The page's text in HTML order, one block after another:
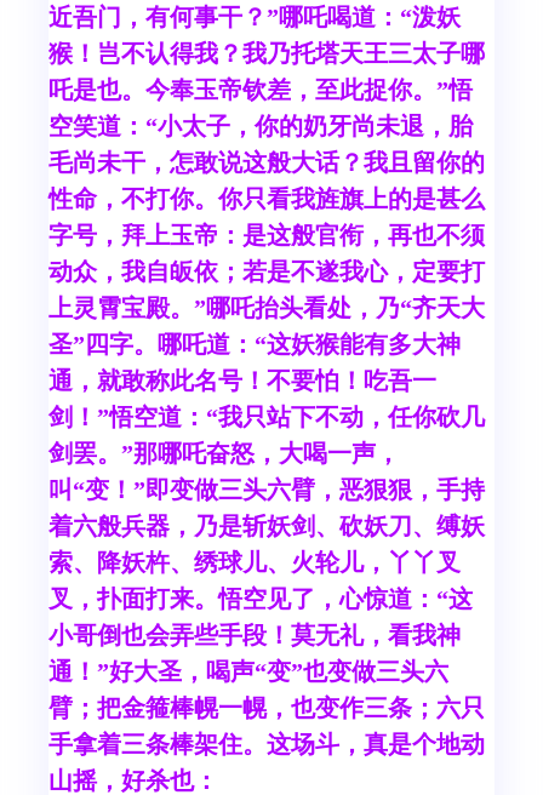
近吾门，有何事干？”哪吒喝道：“泼妖
猴！岂不认得我？我乃托塔天王三太子哪
吒是也。今奉玉帝钦差，至此捉你。”悟
空笑道：“小太子，你的奶牙尚未退，胎
毛尚未干，怎敢说这般大话？我且留你的
性命，不打你。你只看我旌旗上的是甚么
字号，拜上玉帝：是这般官衔，再也不须
动众，我自皈依；若是不遂我心，定要打
上灵霄宝殿。”哪吒抬头看处，乃“齐天大
圣”四字。哪吒道：“这妖猴能有多大神
通，就敢称此名号！不要怕！吃吾一
剑！”悟空道：“我只站下不动，任你砍几
剑罢。”那哪吒奋怒，大喝一声，
叫“变！”即变做三头六臂，恶狠狠，手持
着六般兵器，乃是斩妖剑、砍妖刀、缚妖
索、降妖杵、绣球儿、火轮儿，丫丫叉
叉，扑面打来。悟空见了，心惊道：“这
小哥倒也会弄些手段！莫无礼，看我神
通！”好大圣，喝声“变”也变做三头六
臂；把金箍棒幌一幌，也变作三条；六只
手拿着三条棒架住。这场斗，真是个地动
山摇，好杀也：